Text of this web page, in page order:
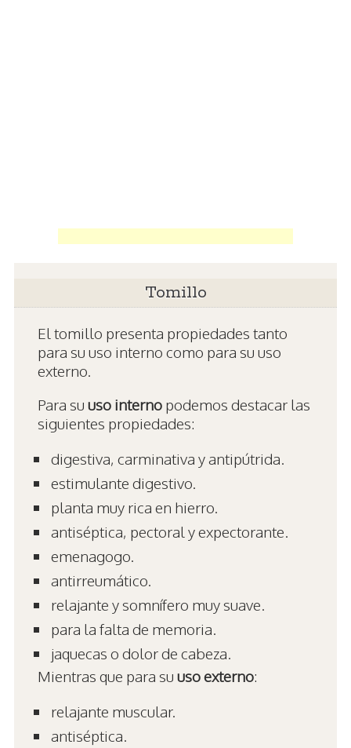
Tomillo
El tomillo presenta propiedades tanto
para su uso interno como para su uso
externo.
Para su uso interno podemos destacar las
siguientes propiedades:
digestiva, carminativa y antipútrida.
estimulante digestivo.
planta muy rica en hierro.
antiséptica, pectoral y expectorante.
emenagogo.
antirreumático.
relajante y somnífero muy suave.
para la falta de memoria.
jaquecas o dolor de cabeza.
Mientras que para su uso externo:
relajante muscular.
antiséptica.